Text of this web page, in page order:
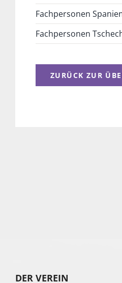
Fachpersonen
Fachpersonen
ZURÜCK ZUR
DER VEREIN